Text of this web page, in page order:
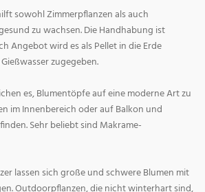
sowohl Zimmerpflanzen als auch
zu wachsen. Die Handhabung ist
Angebot wird es als Pellet in die Erde
zugegeben.
es, Blumentöpfe auf eine moderne Art zu
im Innenbereich oder auf Balkon und
Sehr beliebt sind Makrame-
lassen sich große und schwere Blumen mit